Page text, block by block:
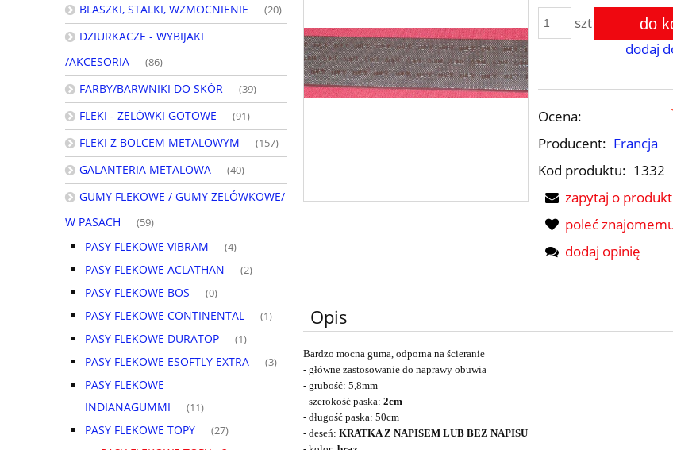
BLASZKI, STALKI, WZMOCNIENIE (20)
DZIURKACZE - WYBIJAKI
/AKCESORIA
(86)
FARBY/BARWNIKI DO SKÓR (39)
FLEKI - ZELÓWKI GOTOWE (91)
FLEKI Z BOLCEM METALOWYM (157)
GALANTERIA METALOWA (40)
GUMY FLEKOWE / GUMY ZELÓWKOWE/
W PASACH
(59)
PASY FLEKOWE VIBRAM (4)
PASY FLEKOWE ACLATHAN (2)
PASY FLEKOWE BOS (0)
PASY FLEKOWE CONTINENTAL (1)
PASY FLEKOWE DURATOP (1)
PASY FLEKOWE ESOFTLY EXTRA (3)
PASY FLEKOWE
INDIANAGUMMI
(11)
PASY FLEKOWE TOPY (27)
szt do
dodaj
Ocena:
Producent: Francja
Kod produktu: 1332
zapytaj o produkt
poleć
dodaj opinię
Opis
Bardzo mocna guma, odporna na ścieranie
- główne zastosowanie do naprawy obuwia
- grubość: 5,8mm
- szerokość paska: 2cm
- długość paska: 50cm
- deseń: KRATKA Z NAPISEM LUB BEZ NAPISU
PASY
39,99 zł